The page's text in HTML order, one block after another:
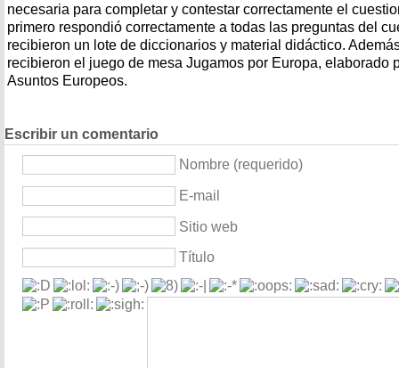
necesaria para completar y contestar correctamente el
primero respondió correctamente a todas las preguntas del
recibieron un lote de diccionarios y material didáctico.
recibieron el juego de mesa Jugamos por Europa, elaborado
Asuntos Europeos.
Escribir un comentario
Nombre (requerido)
E-mail
Sitio web
Título